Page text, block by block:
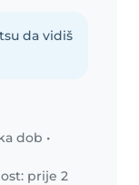
da vidiš
dob •
prije 2